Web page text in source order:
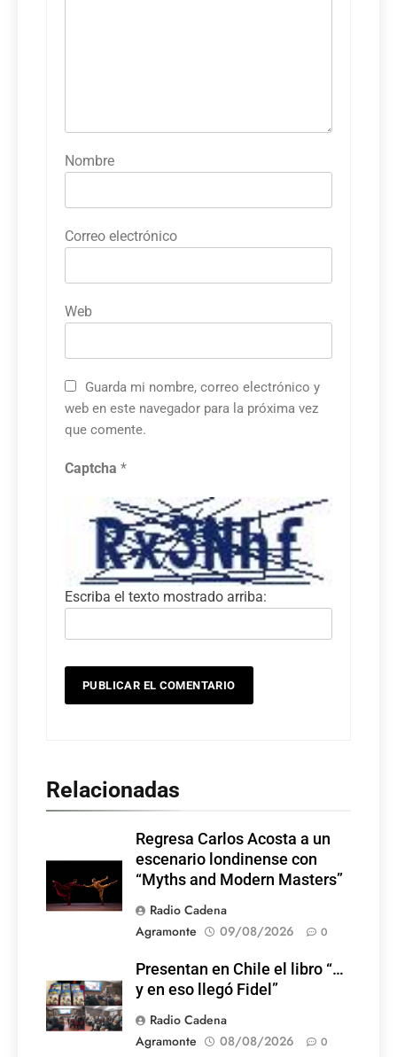
Nombre
Correo electrónico
Web
Guarda mi nombre, correo electrónico y
web en este navegador para la próxima vez
que comente.
Captcha *
Escriba el texto mostrado arriba:
Relacionadas
Regresa Carlos Acosta a un
escenario londinense con
“Myths and Modern Masters”
Radio Cadena
Agramonte
09/08/2026 0
Presentan en Chile el libro “…
y en eso llegó Fidel”
Radio Cadena
Agramonte
08/08/2026 0